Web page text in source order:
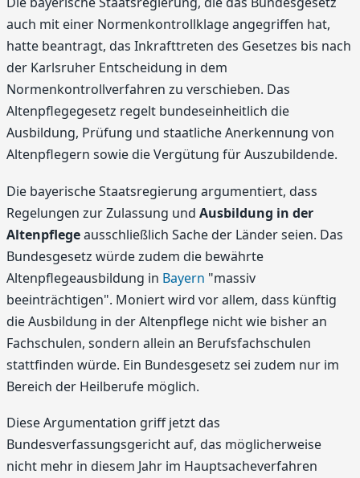
auch mit einer Normenkontrollklage angegriffen hat,
hatte beantragt, das Inkrafttreten des Gesetzes bis nach
der Karlsruher Entscheidung in dem
Normenkontrollverfahren zu verschieben. Das
Altenpflegegesetz regelt bundeseinheitlich die
Ausbildung, Prüfung und staatliche Anerkennung von
Altenpflegern sowie die Vergütung für Auszubildende.
Die bayerische Staatsregierung argumentiert, dass
Regelungen zur Zulassung und Ausbildung in der
Altenpflegeausschließlich Sache der Länder seien. Das
Bundesgesetz würde zudem die bewährte
Altenpflegeausbildung in Bayern "massiv
beeinträchtigen". Moniert wird vor allem, dass künftig
die Ausbildung in der Altenpflege nicht wie bisher an
Fachschulen, sondern allein an Berufsfachschulen
stattfinden würde. Ein Bundesgesetz sei zudem nur im
Bereich der Heilberufe möglich.
Diese Argumentation griff jetzt das
Bundesverfassungsgericht auf, das möglicherweise
nicht mehr in diesem Jahr im Hauptsacheverfahren